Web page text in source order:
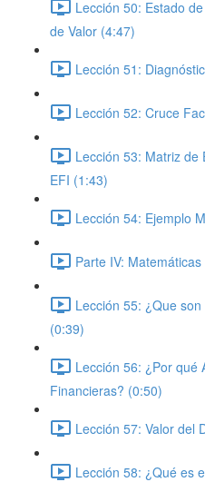
Lección 50: Estado
de Valor (4:47)
Lección 51:
Lección 52: Cruce
Lección 53: Matriz de
EFI (1:43)
Lección 54: Ejemplo
Parte IV:
Lección 55: ¿Que
(0:39)
Lección 56: ¿Por qué
Financieras? (0:50)
Lección 57: Valor del
Lección 58: ¿Qué es